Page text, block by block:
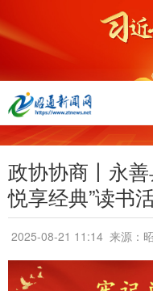
政协协商丨永善
悦享经典”读书
2025-08-21 11:14 来源：